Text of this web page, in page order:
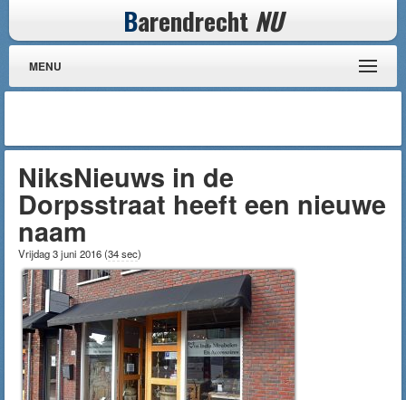
Barendrecht NU
MENU
NiksNieuws in de
Dorpsstraat heeft een nieuwe
naam
Vrijdag 3 juni 2016(34 sec)